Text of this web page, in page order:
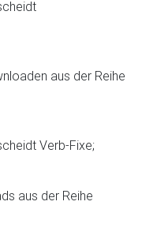
aus der Reihe
Verb-Fixe;
aus der Reihe